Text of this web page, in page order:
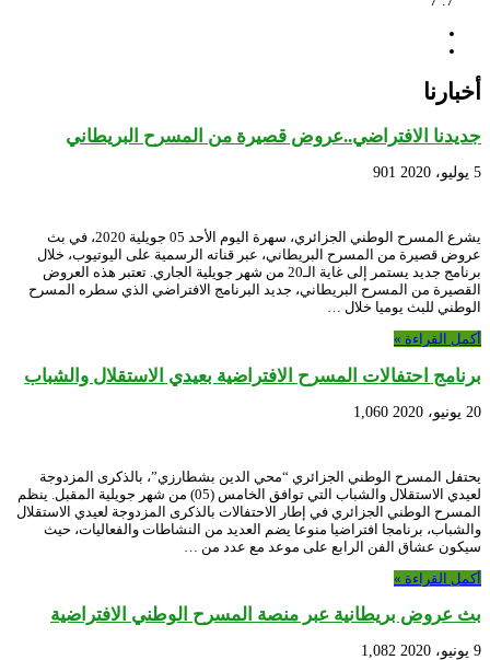
أخبارنا
جديدنا الافتراضي..عروض قصيرة من المسرح البريطاني
5 يوليو، 2020 901
يشرع المسرح الوطني الجزائري، سهرة اليوم الأحد 05 جويلية 2020، في بث
عروض قصيرة من المسرح البريطاني، عبر قناته الرسمية على اليوتيوب، خلال
برنامج جديد يستمر إلى غاية الـ20 من شهر جويلية الجاري. تعتبر هذه العروض
القصيرة من المسرح البريطاني، جديد البرنامج الافتراضي الذي سطره المسرح
الوطني للبث يوميا خلال …
أكمل القراءة »
برنامج احتفالات المسرح الافتراضية بعيدي الاستقلال والشباب
20 يونيو، 2020 1,060
يحتفل المسرح الوطني الجزائري “محي الدين بشطارزي”، بالذكرى المزدوجة
لعيدي الاستقلال والشباب التي توافق الخامس (05) من شهر جويلية المقبل. ينظم
المسرح الوطني الجزائري في إطار الاحتفالات بالذكرى المزدوجة لعيدي الاستقلال
والشباب، برنامجا افتراضيا منوعا يضم العديد من النشاطات والفعاليات، حيث
سيكون عشاق الفن الرابع على موعد مع عدد من …
أكمل القراءة »
بث عروض بريطانية عبر منصة المسرح الوطني الافتراضية
9 يونيو، 2020 1,082